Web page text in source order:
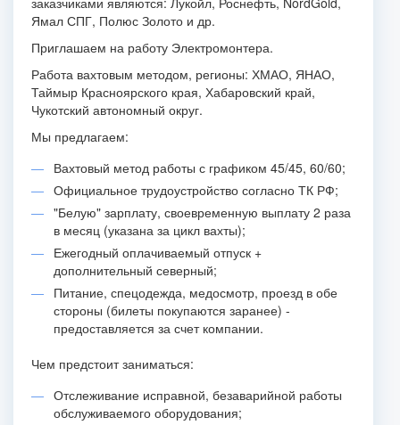
Ямал СПГ, Полюс Золото и др.
Приглашаем на работу Электромонтера.
Работа вахтовым методом, регионы: ХМАО, ЯНАО,
Таймыр Красноярского края, Хабаровский край,
Чукотский автономный округ.
Мы предлагаем:
Вахтовый метод работы с графиком 45/45, 60/60;
Официальное трудоустройство согласно ТК РФ;
"Белую" зарплату, своевременную выплату 2 раза
в месяц (указана за цикл вахты);
Ежегодный оплачиваемый отпуск +
дополнительный северный;
Питание, спецодежда, медосмотр, проезд в обе
стороны (билеты покупаются заранее) -
предоставляется за счет компании.
Чем предстоит заниматься:
Отслеживание исправной, безаварийной работы
обслуживаемого оборудования;